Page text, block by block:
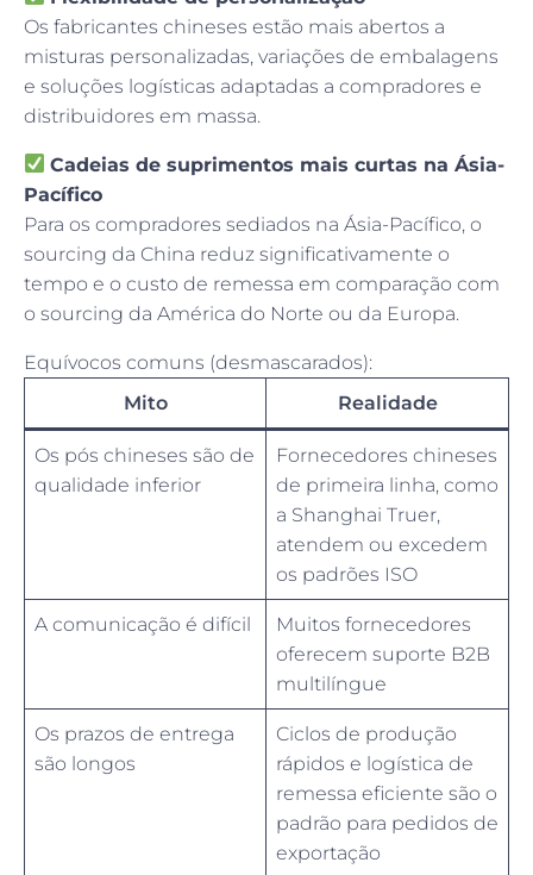
Os fabricantes chineses estão mais abertos a
misturas personalizadas, variações de embalagens
e soluções logísticas adaptadas a compradores e
distribuidores em massa.
Cadeias de suprimentos mais curtas na Ásia-
Pacífico
Para os compradores sediados na Ásia-Pacífico, o
sourcing da China reduz significativamente o
tempo e o custo de remessa em comparação com
o sourcing da América do Norte ou da Europa.
Equívocos comuns (desmascarados):
Mito
Realidade
Os pós chineses são de
qualidade inferior
Fornecedores chineses
de primeira linha, como
a Shanghai Truer,
atendem ou excedem
os padrões ISO
A comunicação é difícil
Muitos fornecedores
oferecem suporte B2B
multilíngue
Os prazos de entrega
são longos
Ciclos de produção
rápidos e logística de
remessa eficiente são o
padrão para pedidos de
exportação